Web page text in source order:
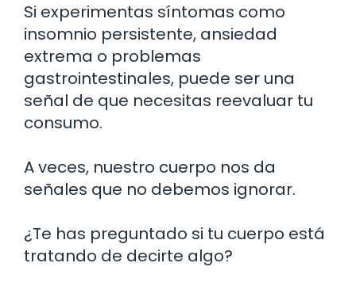
Si experimentas síntomas como
insomnio persistente, ansiedad
extrema o problemas
gastrointestinales, puede ser una
señal de que necesitas reevaluar tu
consumo.
A veces, nuestro cuerpo nos da
señales que no debemos ignorar.
¿Te has preguntado si tu cuerpo está
tratando de decirte algo?